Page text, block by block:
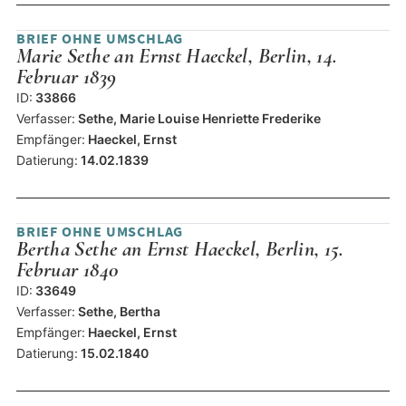
BRIEF OHNE UMSCHLAG
Marie Sethe an Ernst Haeckel, Berlin, 14.
Februar 1839
ID: 33866
Verfasser: Sethe, Marie Louise Henriette Frederike
Empfänger: Haeckel, Ernst
Datierung: 14.02.1839
BRIEF OHNE UMSCHLAG
Bertha Sethe an Ernst Haeckel, Berlin, 15.
Februar 1840
ID: 33649
Verfasser: Sethe, Bertha
Empfänger: Haeckel, Ernst
Datierung: 15.02.1840